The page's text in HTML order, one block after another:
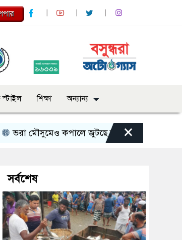
শিক্ষা অন্যান্য
মৌসুমেও কপালে জুটছে না ইলিশ, দাম বেশ চড়া
×
সর্বশেষ